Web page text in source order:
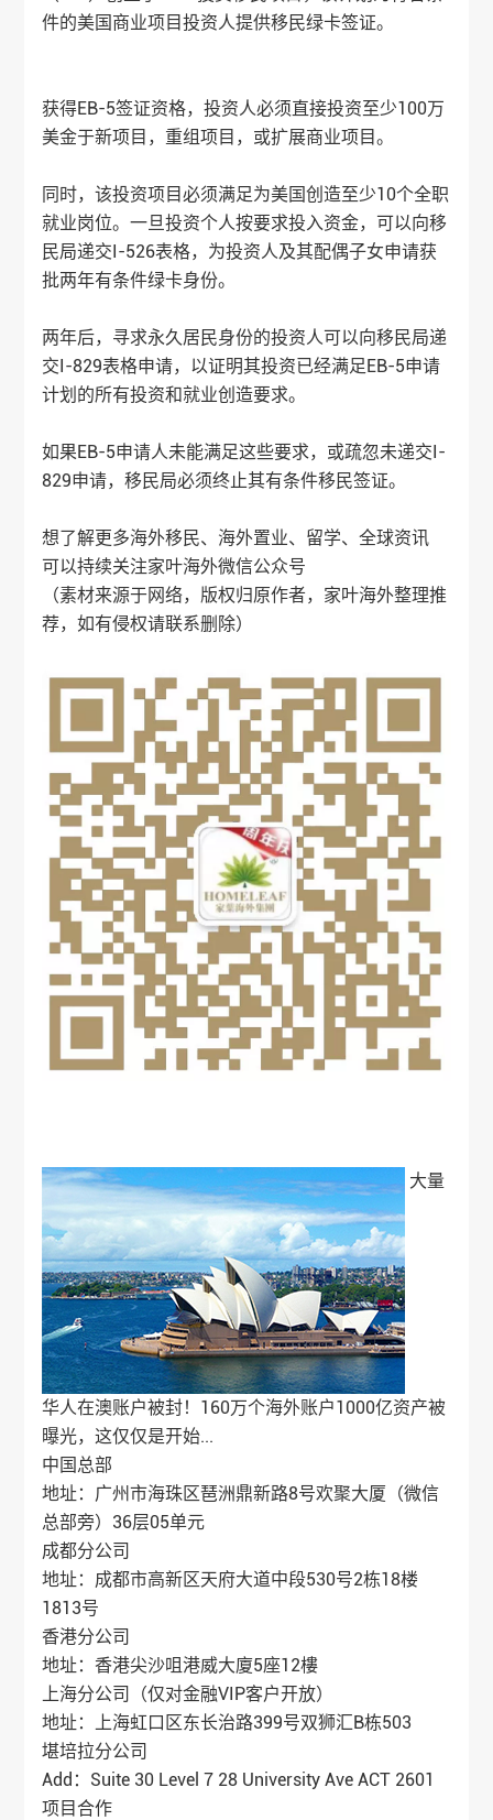
件的美国商业项目投资人提供移民绿卡签证。
获得EB-5签证资格，投资人必须直接投资至少100万
美金于新项目，重组项目，或扩展商业项目。
同时，该投资项目必须满足为美国创造至少10个全职
就业岗位。一旦投资个人按要求投入资金，可以向移
民局递交I-526表格，为投资人及其配偶子女申请获
批两年有条件绿卡身份。
两年后，寻求永久居民身份的投资人可以向移民局递
交I-829表格申请，以证明其投资已经满足EB-5申请
计划的所有投资和就业创造要求。
如果EB-5申请人未能满足这些要求，或疏忽未递交I-
829申请，移民局必须终止其有条件移民签证。
想了解更多海外移民、海外置业、留学、全球资讯
可以持续关注家叶海外微信公众号
（素材来源于网络，版权归原作者， 家叶海外整理推
荐，如有侵权请联系删除）
大量
华人在澳账户被封！160万个海外账户1000亿资产被
曝光，这仅仅是开始...
中国总部
地址：广州市海珠区琶洲鼎新路8号欢聚大厦（微信
总部旁）36层05单元
成都分公司
地址：成都市高新区天府大道中段530号2栋18楼
1813号
香港分公司
地址：香港尖沙咀港威大廈5座12樓
上海分公司（仅对金融VIP客户开放）
地址：上海虹口区东长治路399号双狮汇B栋503
堪培拉分公司
Add：Suite 30 Level 7 28 University Ave ACT 2601
项目合作